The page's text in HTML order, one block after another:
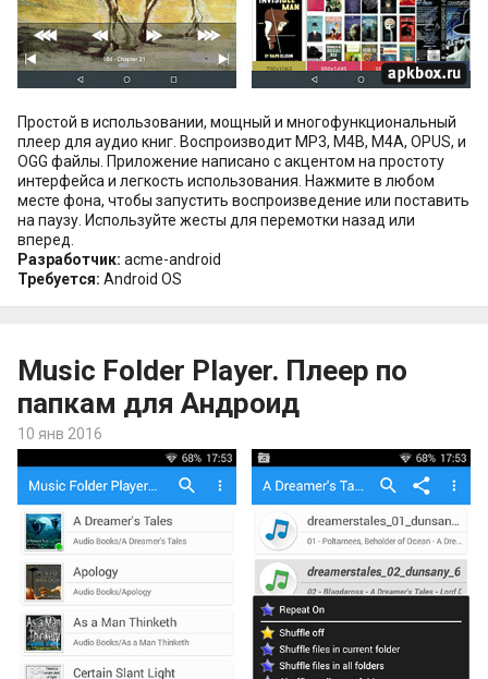
Простой в использовании, мощный и многофункциональный
плеер для аудио книг. Воспроизводит MP3, M4B, M4A, OPUS, и
OGG файлы. Приложение написано с акцентом на простоту
интерфейса и легкость использования. Нажмите в любом
месте фона, чтобы запустить воспроизведение или поставить
на паузу. Используйте жесты для перемотки назад или
вперед.
Разработчик: acme-android
Требуется: Android OS
Music Folder Player. Плеер по
папкам для Андроид
10 янв 2016